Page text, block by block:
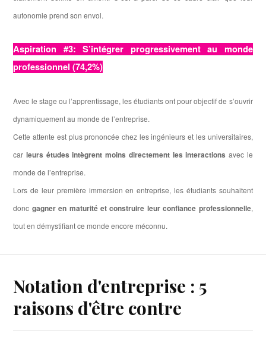
autonomie prend son envol.
Aspiration #3: S’intégrer progressivement au monde
professionnel (74,2%)
Avec le stage ou l’apprentissage, les étudiants ont pour objectif de s’ouvrir
dynamiquement au monde de l’entreprise.
Cette attente est plus prononcée chez les ingénieurs et les universitaires,
carleurs études intègrent moins directement les interactions avec le
monde de l’entreprise.
Lors de leur première immersion en entreprise, les étudiants souhaitent
donc gagner en maturité et construire leur confiance professionnelle,
tout en démystifiant ce monde encore méconnu.
Notation d'entreprise : 5
raisons d'être contre